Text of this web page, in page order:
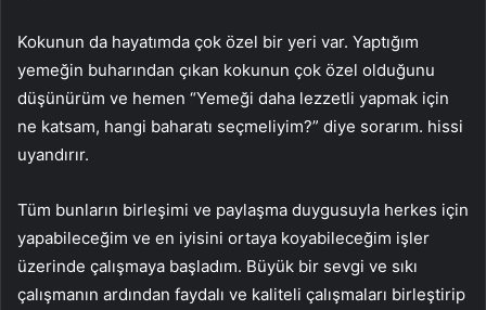
Kokunun da hayatımda çok özel bir yeri var. Yaptığım
yemeğin buharından çıkan kokunun çok özel olduğunu
düşünürüm ve hemen “Yemeği daha lezzetli yapmak için
ne katsam, hangi baharatı seçmeliyim?” diye sorarım. hissi
uyandırır.
Tüm bunların birleşimi ve paylaşma duygusuyla herkes için
yapabileceğim ve en iyisini ortaya koyabileceğim işler
üzerinde çalışmaya başladım. Büyük bir sevgi ve sıkı
çalışmanın ardından faydalı ve kaliteli çalışmaları birleştirip